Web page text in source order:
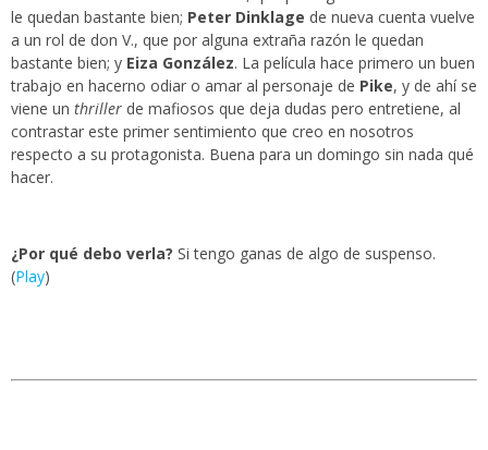
le quedan bastante bien; Peter Dinklage de nueva cuenta vuelve
a un rol de don V., que por alguna extraña razón le quedan
bastante bien; y Eiza González. La película hace primero un buen
trabajo en hacerno odiar o amar al personaje de Pike, y de ahí se
viene un thriller de mafiosos que deja dudas pero entretiene, al
contrastar este primer sentimiento que creo en nosotros
respecto a su protagonista. Buena para un domingo sin nada qué
hacer.
¿Por qué debo verla? Si tengo ganas de algo de suspenso.
(Play)